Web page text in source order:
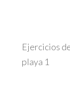
Ejercicios
playa 1